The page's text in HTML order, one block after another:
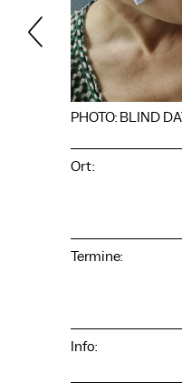
PHOTO: BLIND
Ort:
Termine:
Info:
COOKIE-
Wir verwenden Cookies
unserer Website.
Sie die Website nutzen
die Website
jederzeit widerrufen. Bitte
Datenschutzerklärung für
können Sie auswählen,